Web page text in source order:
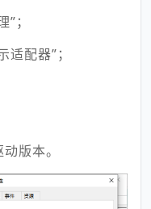
；
配器”；
版本。